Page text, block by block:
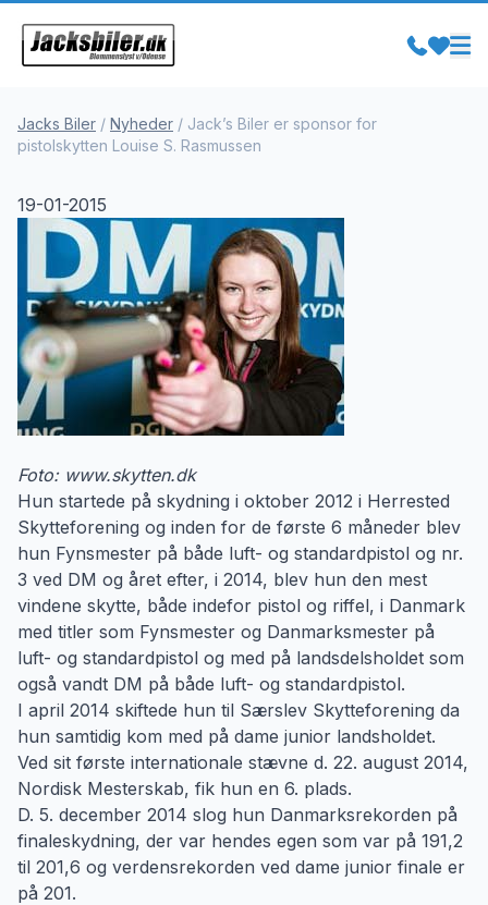
Jacks Biler / Nyheder / Jack’s Biler er sponsor for
pistolskytten Louise S. Rasmussen
19-01-2015
Foto: www.skytten.dk
Hun startede på skydning i oktober 2012 i Herrested
Skytteforening og inden for de første 6 måneder blev
hun Fynsmester på både luft- og standardpistol og nr.
3 ved DM og året efter, i 2014, blev hun den mest
vindene skytte, både indefor pistol og riffel, i Danmark
med titler som Fynsmester og Danmarksmester på
luft- og standardpistol og med på landsdelsholdet som
også vandt DM på både luft- og standardpistol.
I april 2014 skiftede hun til Særslev Skytteforening da
hun samtidig kom med på dame junior landsholdet.
Ved sit første internationale stævne d. 22. august 2014,
Nordisk Mesterskab, fik hun en 6. plads.
D. 5. december 2014 slog hun Danmarksrekorden på
finaleskydning, der var hendes egen som var på 191,2
til 201,6 og verdensrekorden ved dame junior finale er
på 201.